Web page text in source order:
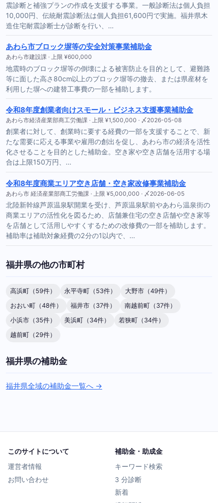
震診断と補強プランの作成を支援する事業。一般診断法は個人負担
10,000円、伝統耐震診断法は個人負担61,600円で実施。福井県木
造住宅耐震診断士が診断を行い、…
あわら市ブロック塀等の安全対策事業補助金
あわら市建設課 · 上限 ¥600,000
地震時のブロック塀等の倒壊による被害防止を目的として、避難路
等に面した高さ80cm以上のブロック塀等の撤去、または県産材を
利用した塀への建替工事費の一部を補助します。
令和8年度創業者向けスモール・ビジネス支援事業補助金
あわら市経済産業部商工労働課 · 上限 ¥1,500,000 · 〆2026-05-08
創業者に対して、創業時に要する経費の一部を支援することで、新
たな需要に応える事業や雇用の創出を促し、あわら市の経済を活性
化させることを目的とした補助金。空き家や空き店舗を活用する場
合は上限150万円、…
令和8年度商業エリア空き店舗・空き家改修事業補助金
あわら市 経済産業部商工労働課 · 上限 ¥5,000,000 · 〆2026-06-05
北陸新幹線芦原温泉駅開業を受け、芦原温泉駅前やあわら温泉街の
商業エリアの活性化を図るため、店舗兼住宅の空き店舗や空き家等
を店舗として活用しやすくするための改修費の一部を補助します。
補助率は補助対象経費の2分の1以内で、…
福井県の他の市町村
高浜町（59件） 永平寺町（53件）
大野市（49件）
おおい町（48件）
福井市（37件）
南越前町（37件）
小浜市（35件）
美浜町（34件）
若狭町（34件）
越前町（29件）
福井県の補助金
福井県全域の補助金一覧へ →
このサイトについて
運営者情報
お問い合わせ
補助金・助成金
キーワード検索
3 分診断
新着